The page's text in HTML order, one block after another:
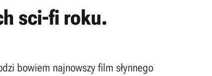
sci-fi roku.
bowiem najnowszy film słynnego